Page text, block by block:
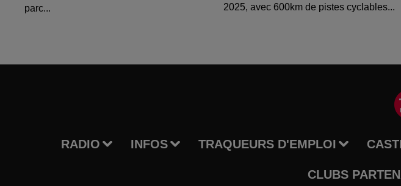
parc...
2025, avec 600km de pistes cyclables...
RADIO INFOS TRAQUEURS D'EMPLOI
CLUBS